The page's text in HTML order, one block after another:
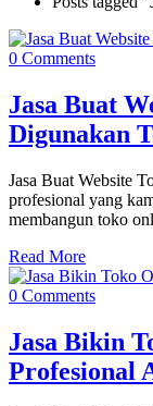
0 Comments
Jasa Buat
Digunakan
Jasa Buat Website
profesional yang
membangun toko
Read More
0 Comments
Jasa Bikin
Profesional